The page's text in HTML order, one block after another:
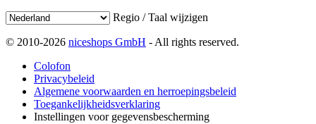
Regio / Taal wijzigen
© 2010-2026 niceshops GmbH - All rights reserved.
Colofon
Privacybeleid
Algemene voorwaarden en herroepingsbeleid
Toegankelijkheidsverklaring
Instellingen voor gegevensbescherming